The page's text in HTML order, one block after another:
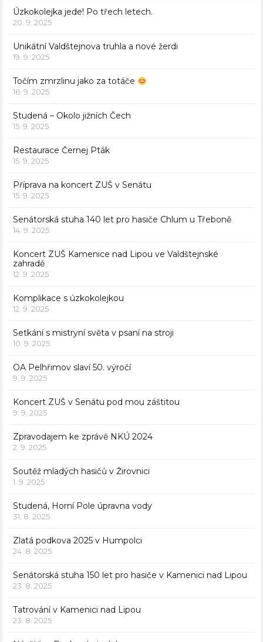
Úzkokolejka jede! Po třech letech.
20. 9. 2025
Unikátní Valdštejnova truhla a nové žerdi
19. 9. 2025
Točím zmrzlinu jako za totáče
16. 9. 2025
Studená – Okolo jižních Čech
15. 9. 2025
Restaurace Černej Pták
15. 9. 2025
Příprava na koncert ZUŠ v Senátu
15. 9. 2025
Senátorská stuha 140 let pro hasiče Chlum u Třeboně
14. 9. 2025
Koncert ZUŠ Kamenice nad Lipou ve Valdštejnské
zahradě
12. 9. 2025
Komplikace s úzkokolejkou
12. 9. 2025
Setkání s mistryní světa v psaní na stroji
10. 9. 2025
OA Pelhřimov slaví 50. výročí
9. 9. 2025
Koncert ZUŠ v Senátu pod mou záštitou
9. 9. 2025
Zpravodajem ke zprávě NKÚ 2024
2. 9. 2025
Soutěž mladých hasičů v Žirovnici
1. 9. 2025
Studená, Horní Pole úpravna vody
31. 8. 2025
Zlatá podkova 2025 v Humpolci
24. 8. 2025
Senátorská stuha 150 let pro hasiče v Kamenici nad Lipou
23. 8. 2025
Tatrování v Kamenici nad Lipou
23. 8. 2025